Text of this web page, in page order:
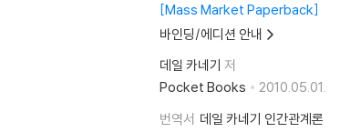
Mass Market Paperback
바인딩/에디션 안내
데일 카네기 저
Pocket Books
2010.05.01.
번역서 데일 카네기 인간관계론